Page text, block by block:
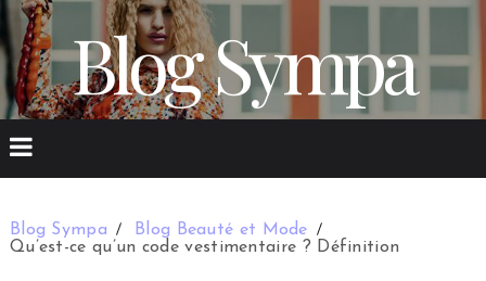
Blog Sympa
Blog Sympa
Blog Beauté et Mode
Qu’est-ce qu’un code vestimentaire ? Définition